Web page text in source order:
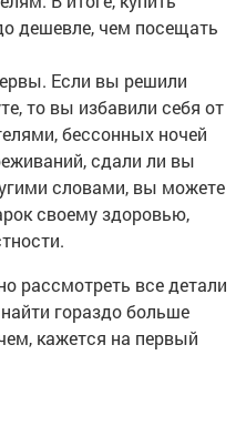
дешевле, чем посещать
Если вы решили
то вы избавили себя от
бессонных ночей
сдали ли вы
словами, вы можете
своему здоровью,
рассмотреть все детали
гораздо больше
кажется на первый